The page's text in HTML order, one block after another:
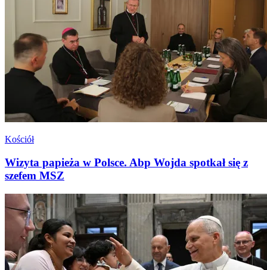
Kościół
Wizyta papieża w Polsce. Abp Wojda spotkał się z
szefem MSZ